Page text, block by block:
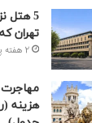
5 هتل
تهران
2 هفته پیش
مهاجرت
هزینه